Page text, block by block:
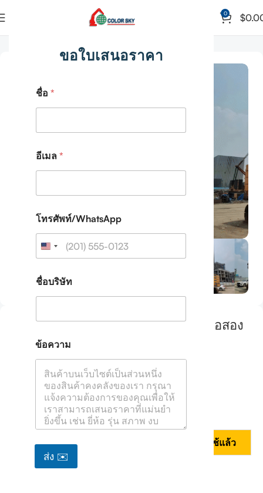
ขอใบเสนอราคา
W
h
a
s
p
p
โ
ร
พ
W
a
t
s
p
*
ชื่อ*
อีเมล*
โทรศัพท์/WhatsApp
ชื่อบริษัท
ข้อความ
ส่ง ✉️
0 $
เครื่องเจาะหมุนเวียน Bauer BG26 มือสอง
ปี 2017
Max. Drilling Depth：70m
Operating Weight：75-80T
ดูข้อมูลจำเพาะทั้งหมด
ประเภทของอุปกรณ์ ใช้แล้ว
ขอใบเสนอราคา